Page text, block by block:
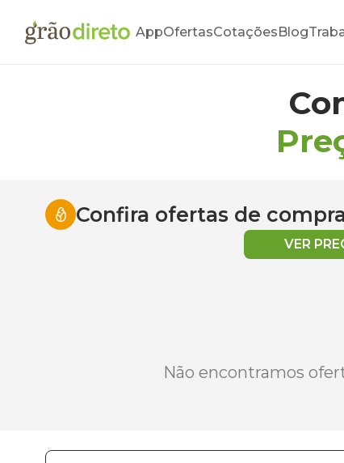
AppOfertasCotaçõesBlog
Confira ofertas de
VER
Não encontramos